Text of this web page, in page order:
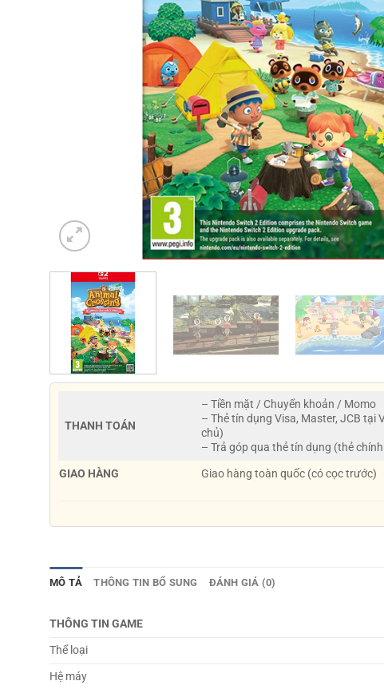
THANH TOÁN
– Tiền mặt / Chuyển khoản / Momo
– Thẻ tín dụng Visa, Master, JCB tại
chủ)
– Trả góp qua thẻ tín dụng (thẻ
GIAO HÀNG
Giao hàng toàn quốc (có cọc trước)
MÔ TẢ THÔNG TIN BỔ SUNG ĐÁNH GIÁ (0)
THÔNG TIN GAME
Thể loại
Hệ máy